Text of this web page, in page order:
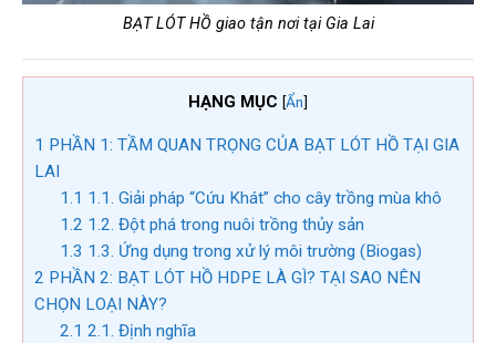
BẠT LÓT HỒ giao tận nơi tại Gia Lai
HẠNG MỤC [Ẩn]
1 PHẦN 1: TẦM QUAN TRỌNG CỦA BẠT LÓT HỒ TẠI GIA
LAI
1.1 1.1. Giải pháp “Cứu Khát” cho cây trồng mùa khô
1.2 1.2. Đột phá trong nuôi trồng thủy sản
1.3 1.3. Ứng dụng trong xử lý môi trường (Biogas)
2 PHẦN 2: BẠT LÓT HỒ HDPE LÀ GÌ? TẠI SAO NÊN
CHỌN LOẠI NÀY?
2.1 2.1. Định nghĩa